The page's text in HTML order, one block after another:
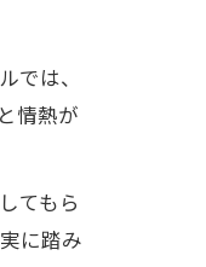
は、
情熱が
てもら
に踏み